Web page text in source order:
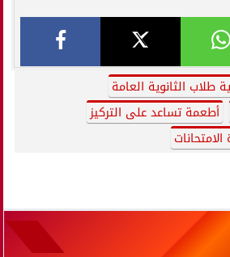
طلاب الثانوية العامة
أطعمة تساعد على التركيز